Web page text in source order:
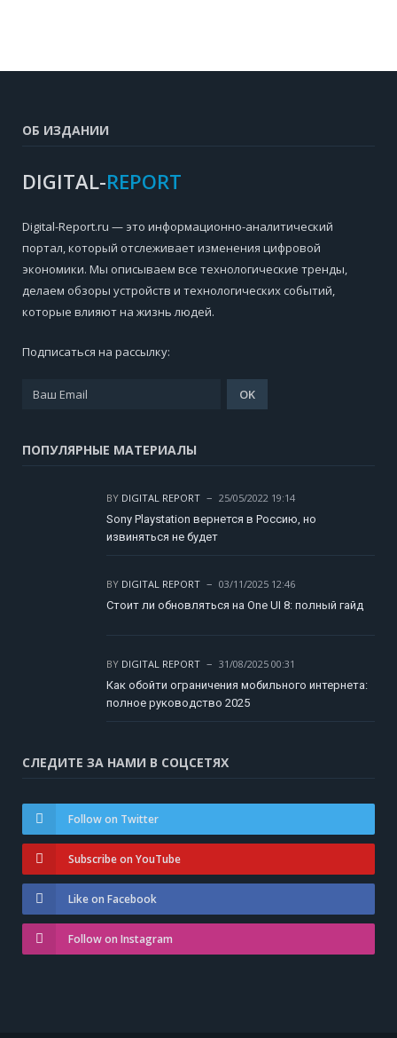
ОБ ИЗДАНИИ
DIGITAL-REPORT
Digital-Report.ru — это информационно-аналитический
портал, который отслеживает изменения цифровой
экономики. Мы описываем все технологические тренды,
делаем обзоры устройств и технологических событий,
которые влияют на жизнь людей.
Подписаться на рассылку:
ПОПУЛЯРНЫЕ МАТЕРИАЛЫ
BY DIGITAL REPORT
25/05/2022 19:14
Sony Playstation вернется в Россию, но
извиняться не будет
BY DIGITAL REPORT
03/11/2025 12:46
Стоит ли обновляться на One UI 8: полный гайд
BY DIGITAL REPORT
31/08/2025 00:31
Как обойти ограничения мобильного интернета:
полное руководство 2025
СЛЕДИТЕ ЗА НАМИ В СОЦСЕТЯХ
Follow on Twitter
Subscribe on YouTube
Like on Facebook
Follow on Instagram